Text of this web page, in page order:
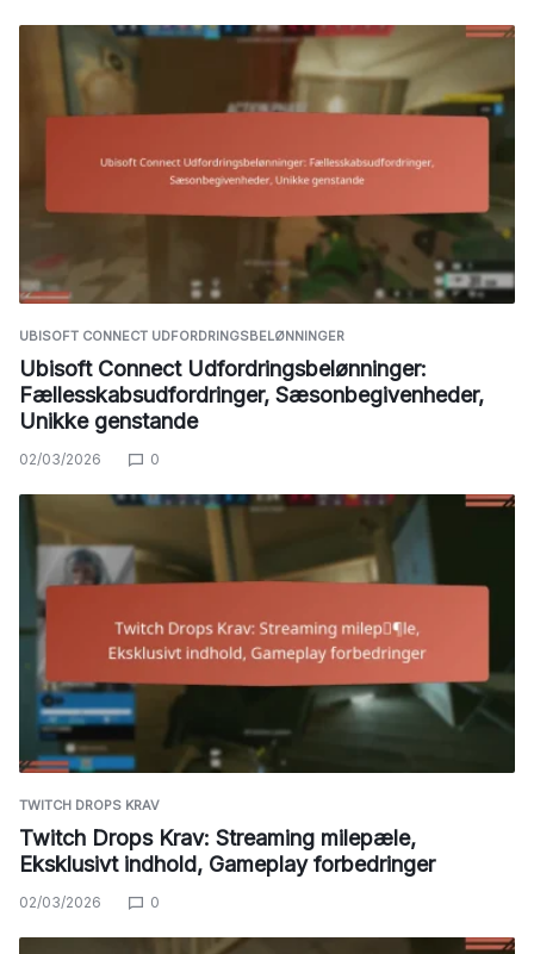
UBISOFT CONNECT UDFORDRINGSBELØNNINGER
Ubisoft Connect Udfordringsbelønninger:
Fællesskabsudfordringer, Sæsonbegivenheder,
Unikke genstande
02/03/2026 0
TWITCH DROPS KRAV
Twitch Drops Krav: Streaming milepæle,
Eksklusivt indhold, Gameplay forbedringer
02/03/2026 0